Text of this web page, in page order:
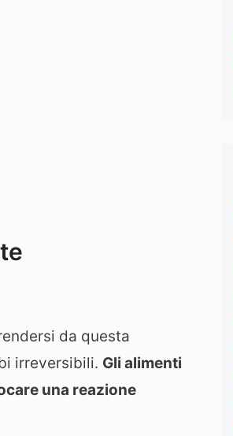
da questa
irreversibili. Gli alimenti
una reazione